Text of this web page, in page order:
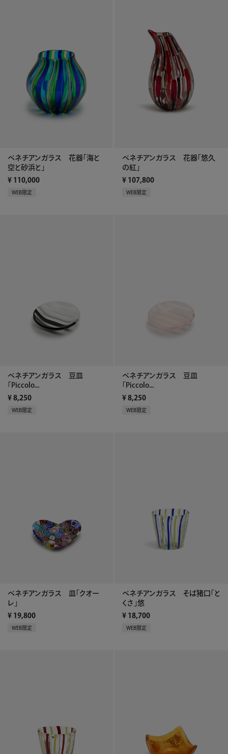
ベネチアンガラス 花器「海と
空と砂浜と」
¥ 110,000
WEB限定
ベネチアンガラス 花器「悠久
の紅」
¥ 107,800
WEB限定
ベネチアンガラス 豆皿
「Piccolo...
¥ 8,250
WEB限定
ベネチアンガラス 豆皿
「Piccolo...
¥ 8,250
WEB限定
ベネチアンガラス 皿「クオー
レ」
¥ 19,800
WEB限定
ベネチアンガラス そば猪口「と
くさ」悠
¥ 18,700
WEB限定